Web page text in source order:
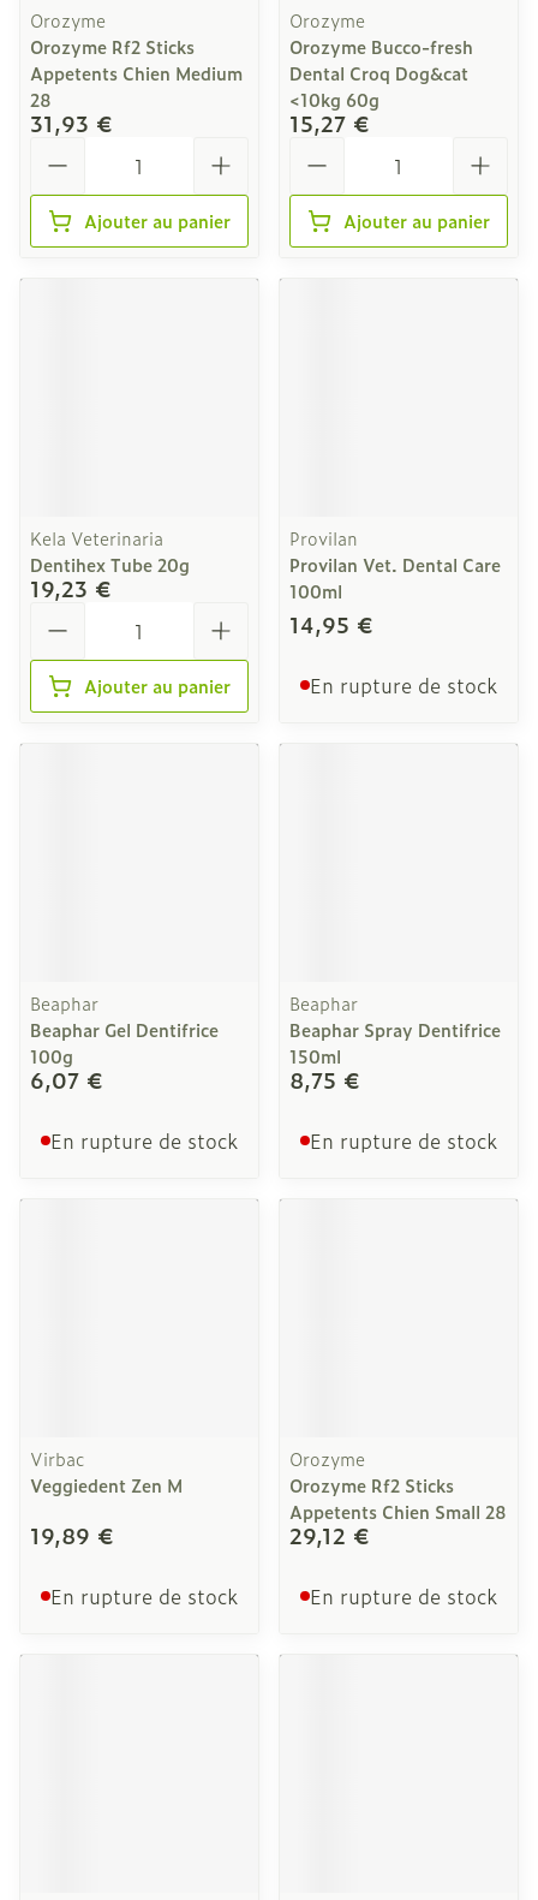
Orozyme
Orozyme Rf2 Sticks
Appetents Chien Medium
28
31,93 €
Ajouter au panier
Orozyme
Orozyme Bucco-fresh
Dental Croq Dog&cat
<10kg 60g
15,27 €
Ajouter au panier
Kela Veterinaria
Dentihex Tube 20g
19,23 €
Ajouter au panier
Provilan
Provilan Vet. Dental Care
100ml
14,95 €
En rupture de stock
Beaphar
Beaphar Gel Dentifrice
100g
6,07 €
En rupture de stock
Beaphar
Beaphar Spray Dentifrice
150ml
8,75 €
En rupture de stock
Virbac
Veggiedent Zen M
19,89 €
En rupture de stock
Orozyme
Orozyme Rf2 Sticks
Appetents Chien Small 28
29,12 €
En rupture de stock